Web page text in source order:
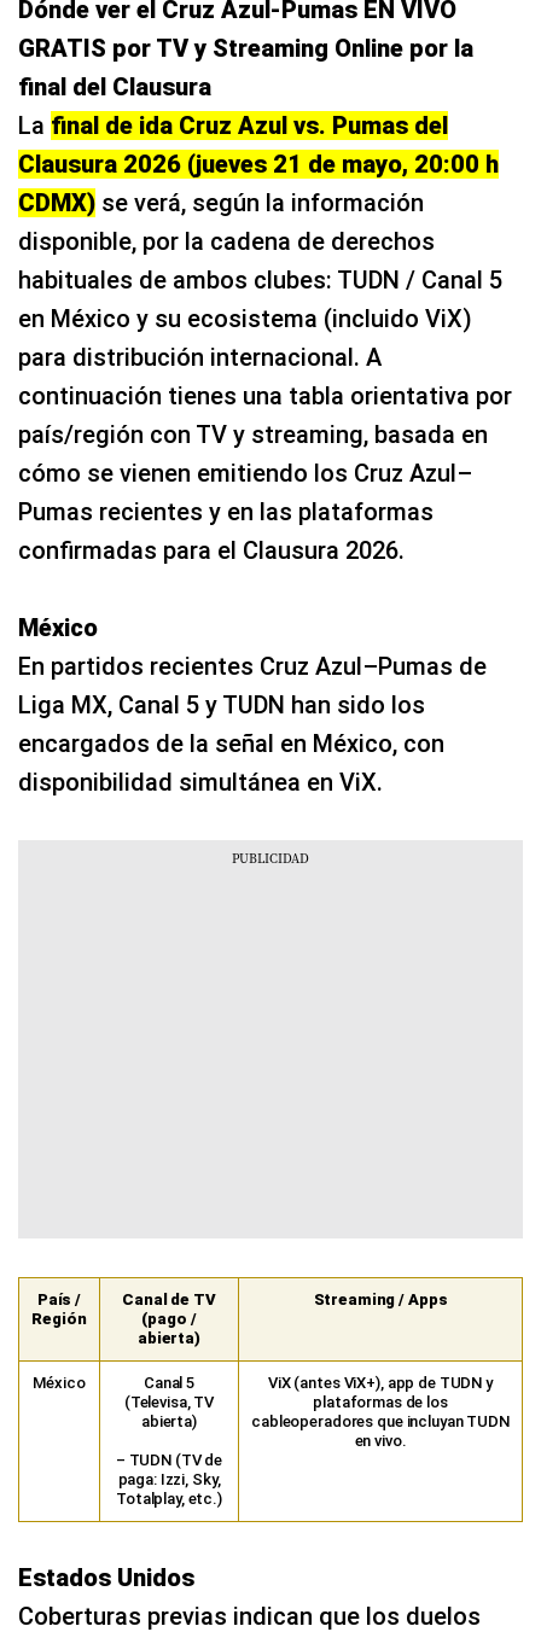
Dónde ver el Cruz Azul-Pumas EN VIVO
GRATIS por TV y Streaming Online por la
final del Clausura
La final de ida Cruz Azul vs. Pumas del
Clausura 2026 (jueves 21 de mayo, 20:00 h
CDMX) se verá, según la información
disponible, por la cadena de derechos
habituales de ambos clubes: TUDN / Canal 5
en México y su ecosistema (incluido ViX)
para distribución internacional. A
continuación tienes una tabla orientativa por
país/región con TV y streaming, basada en
cómo se vienen emitiendo los Cruz Azul–
Pumas recientes y en las plataformas
confirmadas para el Clausura 2026.
México
En partidos recientes Cruz Azul–Pumas de
Liga MX, Canal 5 y TUDN han sido los
encargados de la señal en México, con
disponibilidad simultánea en ViX.
País /
Región
Canal de TV
(pago /
abierta)
Streaming / Apps
México
Canal 5
(Televisa, TV
abierta)
– TUDN (TV de
paga: Izzi, Sky,
Totalplay, etc.)
ViX (antes ViX+), app de TUDN y
plataformas de los
cableoperadores que incluyan TUDN
en vivo.
Estados Unidos
Coberturas previas indican que los duelos